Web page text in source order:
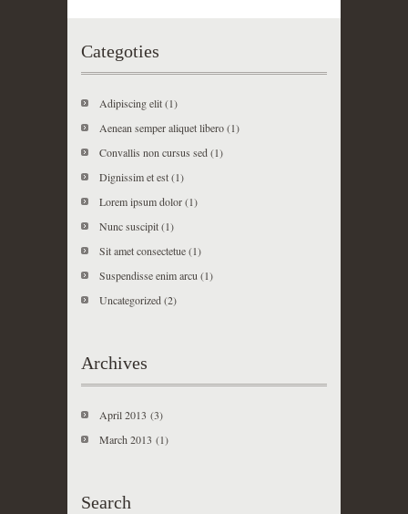
Categoties
Adipiscing elit(1)
Aenean semper aliquet libero(1)
Convallis non cursus sed(1)
Dignissim et est(1)
Lorem ipsum dolor(1)
Nunc suscipit(1)
Sit amet consectetue(1)
Suspendisse enim arcu(1)
Uncategorized(2)
Archives
April 2013 (3)
March 2013 (1)
Search